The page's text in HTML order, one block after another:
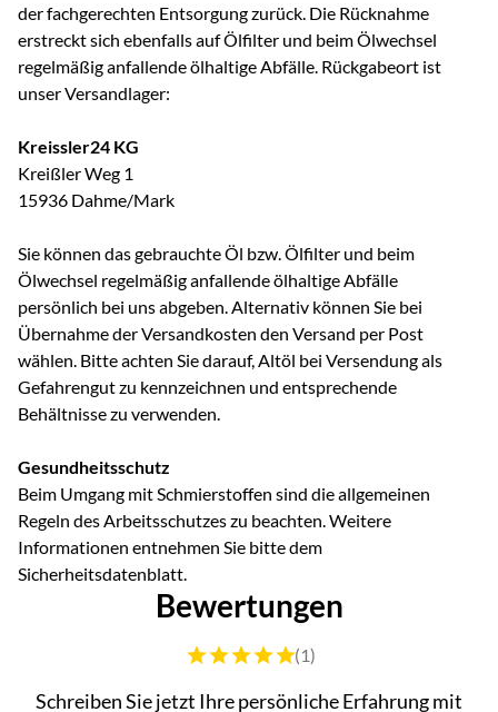
der fachgerechten Entsorgung zurück. Die Rücknahme
erstreckt sich ebenfalls auf Ölfilter und beim Ölwechsel
regelmäßig anfallende ölhaltige Abfälle. Rückgabeort ist
unser Versandlager:
Kreissler24 KG
Kreißler Weg 1
15936 Dahme/Mark
Sie können das gebrauchte Öl bzw. Ölfilter und beim
Ölwechsel regelmäßig anfallende ölhaltige Abfälle
persönlich bei uns abgeben. Alternativ können Sie bei
Übernahme der Versandkosten den Versand per Post
wählen. Bitte achten Sie darauf, Altöl bei Versendung als
Gefahrengut zu kennzeichnen und entsprechende
Behältnisse zu verwenden.
Gesundheitsschutz
Beim Umgang mit Schmierstoffen sind die allgemeinen
Regeln des Arbeitsschutzes zu beachten. Weitere
Informationen entnehmen Sie bitte dem
Sicherheitsdatenblatt.
Bewertungen
Bewertung: 5 von 5 (1 Bewertungen)
(1)
Schreiben Sie jetzt Ihre persönliche Erfahrung mit